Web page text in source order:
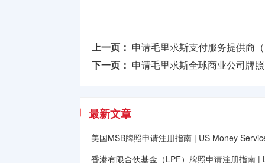
上一页： 申请毛里求斯支付服务提供商
下一页： 申请毛里求斯全球商业公司牌
最新文章
美国MSB牌照申请注册指南 | US Money
香港有限合伙基金（LPF）牌照申请注册指南